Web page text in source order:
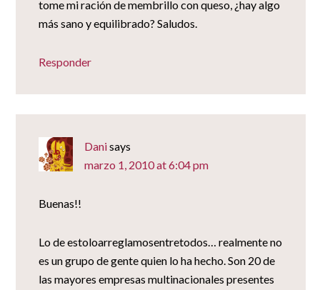
tome mi ración de membrillo con queso, ¿hay algo
más sano y equilibrado? Saludos.
Responder
Danisays
marzo 1, 2010 at 6:04 pm
Buenas!!
Lo de estoloarreglamosentretodos… realmente no
es un grupo de gente quien lo ha hecho. Son 20 de
las mayores empresas multinacionales presentes